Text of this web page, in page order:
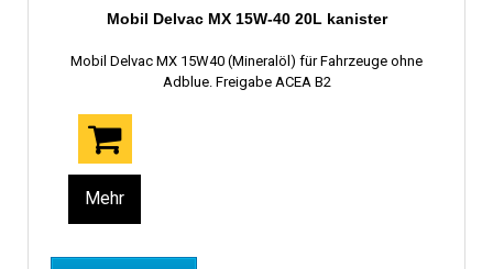
Mobil Delvac MX 15W-40 20L kanister
Mobil Delvac MX 15W40 (Mineralöl) für Fahrzeuge ohne
Adblue. Freigabe ACEA B2
Mehr